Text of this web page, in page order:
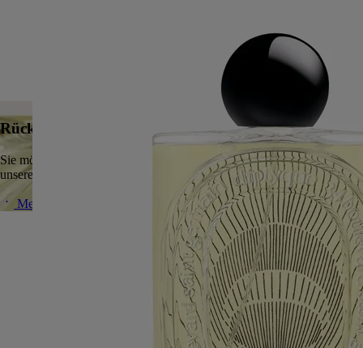
Rückverfolgbarkeit & Transparenz
Sie möchten mehr über unsere Produkte, Partner und die Herkunft
unserer Rohstoffe erfahren?
Mehr dazu